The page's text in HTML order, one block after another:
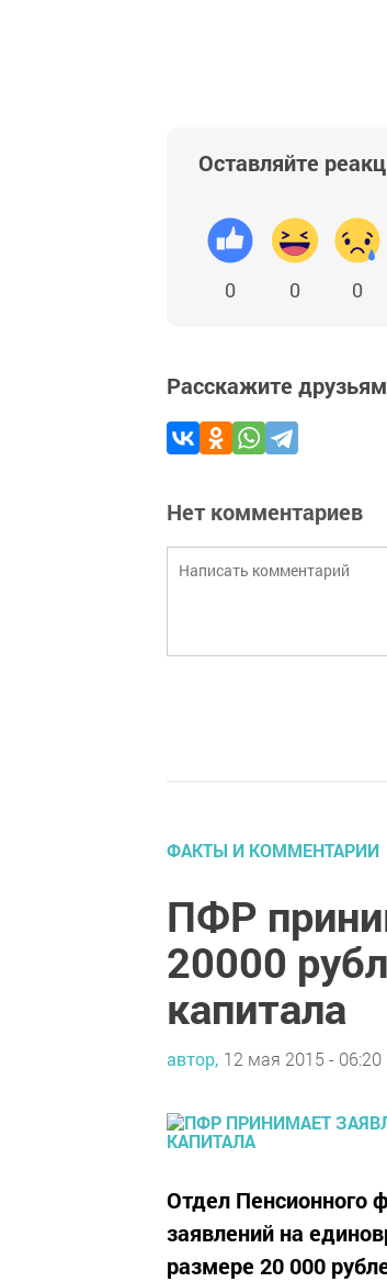
Оставляйте
0 0 0
Расскажите друзьям
Нет комментариев
ФАКТЫ И КОММЕНТАРИИ
ПФР
20000
капитала
автор, 12 мая 2015 - 06:20
Отдел Пенсионного
заявлений на
размере 20 000